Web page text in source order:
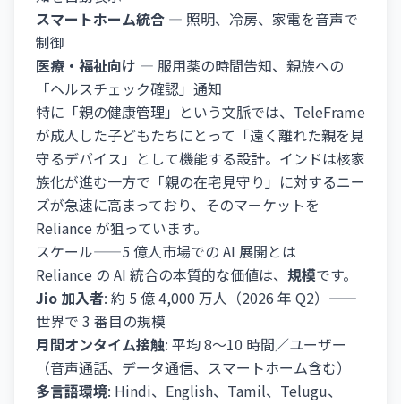
スマートホーム統合 — 照明、冷房、家電を音声で
制御
医療・福祉向け — 服用薬の時間告知、親族への
「ヘルスチェック確認」通知
特に「親の健康管理」という文脈では、TeleFrame
が成人した子どもたちにとって「遠く離れた親を見
守るデバイス」として機能する設計。インドは核家
族化が進む一方で「親の在宅見守り」に対するニー
ズが急速に高まっており、そのマーケットを
Reliance が狙っています。
スケール——5 億人市場での AI 展開とは
Reliance の AI 統合の本質的な価値は、 規模です。
Jio 加入者: 約 5 億 4,000 万人（2026 年 Q2）——
世界で 3 番目の規模
月間オンタイム接触: 平均 8～10 時間／ユーザー
（音声通話、データ通信、スマートホーム含む）
多言語環境: Hindi、English、Tamil、Telugu、